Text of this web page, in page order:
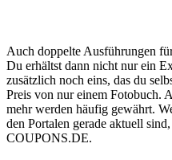
Auch doppelte Ausführungen
Du erhältst dann nicht nur ein
zusätzlich noch eins, das du
Preis von nur einem Fotobuch.
mehr werden häufig gewährt.
den Portalen gerade aktuell
COUPONS.DE.